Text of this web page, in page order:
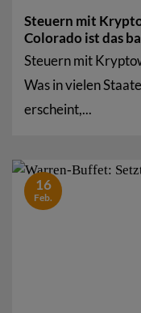
Steuern mit
Colorado ist das
Steuern mit
Was in vielen
erscheint,...
16
Feb.